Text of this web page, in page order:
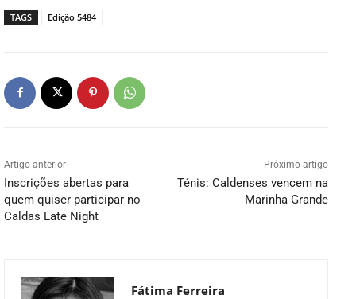
TAGS Edição 5484
Artigo anterior
Inscrições abertas para
quem quiser participar no
Caldas Late Night
Próximo artigo
Ténis: Caldenses vencem na
Marinha Grande
Fátima Ferreira